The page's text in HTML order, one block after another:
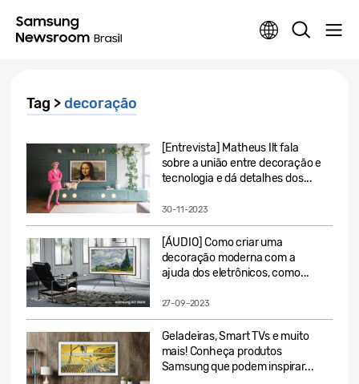
Tag >decoração
[Entrevista] Matheus Ilt fala
sobre a união entre decoração e
tecnologia e dá detalhes dos...
30-11-2023
[ÁUDIO] Como criar uma
decoração moderna com a
ajuda dos eletrônicos, como...
27-09-2023
Geladeiras, Smart TVs e muito
mais! Conheça produtos
Samsung que podem inspirar...